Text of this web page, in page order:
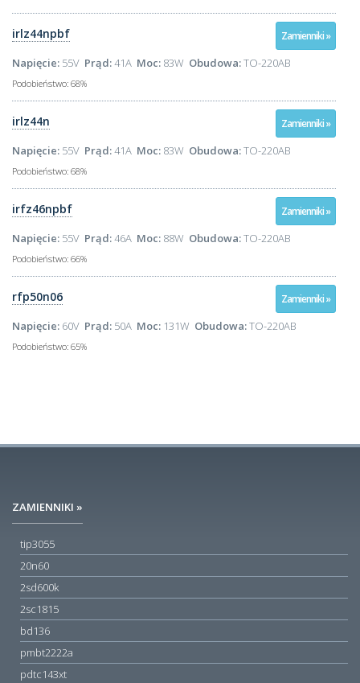
Zamienniki »
irlz44npbf
Napięcie: 55V Prąd:41A Moc: 83W Obudowa:TO-220AB
Podobieństwo: 68%
Zamienniki »
irlz44n
Napięcie: 55V Prąd:41A Moc: 83W Obudowa:TO-220AB
Podobieństwo: 68%
Zamienniki »
irfz46npbf
Napięcie: 55V Prąd:46A Moc: 88W Obudowa:TO-220AB
Podobieństwo: 66%
Zamienniki »
rfp50n06
Napięcie: 60V Prąd: 50A Moc: 131W Obudowa:TO-220AB
Podobieństwo: 65%
ZAMIENNIKI »
tip3055
20n60
2sd600k
2sc1815
bd136
pmbt2222a
pdtc143xt